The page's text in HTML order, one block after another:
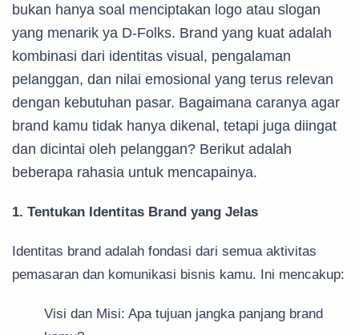
bukan hanya soal menciptakan logo atau slogan
yang menarik ya D-Folks. Brand yang kuat adalah
kombinasi dari identitas visual, pengalaman
pelanggan, dan nilai emosional yang terus relevan
dengan kebutuhan pasar. Bagaimana caranya agar
brand kamu tidak hanya dikenal, tetapi juga diingat
dan dicintai oleh pelanggan? Berikut adalah
beberapa rahasia untuk mencapainya.
1. Tentukan Identitas Brand yang Jelas
Identitas brand adalah fondasi dari semua aktivitas
pemasaran dan komunikasi bisnis kamu. Ini mencakup:
Visi dan Misi: Apa tujuan jangka panjang brand